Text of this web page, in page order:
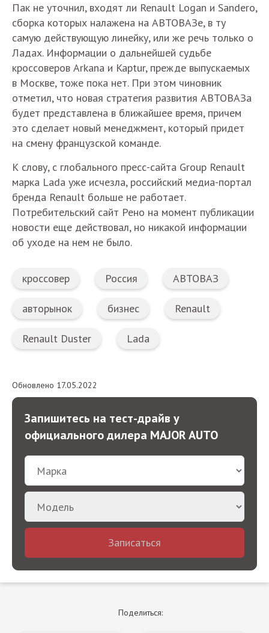
Пак не уточнил, входят ли Renault Logan и Sandero,
сборка которых налажена на АВТОВАЗе, в ту
самую действующую линейку, или же речь только о
Ладах. Информации о дальнейшей судьбе
кроссоверов Arkana и Kaptur, прежде выпускаемых
в Москве, тоже пока нет. При этом чиновник
отметил, что новая стратегия развития АВТОВАЗа
будет представлена в ближайшее время, причем
это сделает новый менеджмент, который придет
на смену французской команде.
К слову, с глобального пресс-сайта Group Renault
марка Lada уже исчезла, российский медиа-портал
бренда Renault больше не работает.
Потребительский сайт Рено на момент публикации
новости еще действовал, но никакой информации
об уходе на нем не было.
кроссовер Россия АВТОВАЗ
авторынок бизнес Renault
Renault Duster Lada
Обновлено 17.05.2022
Запишитесь на тест-драйв у
официального дилера MAJOR AUTO
Записаться
Поделиться: